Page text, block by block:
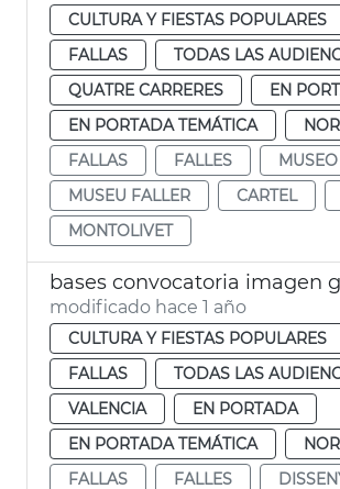
CULTURA Y FIESTAS POPULARES
FALLAS
TODAS LAS
QUATRE CARRERES
EN
EN PORTADA TEMÁTICA
FALLAS
FALLES
MUSEU FALLER
CARTEL
MONTOLIVET
modificado hace 1 año
CULTURA Y FIESTAS POPULARES
FALLAS
TODAS LAS
VALENCIA
EN PORTADA
EN PORTADA TEMÁTICA
FALLAS
FALLES